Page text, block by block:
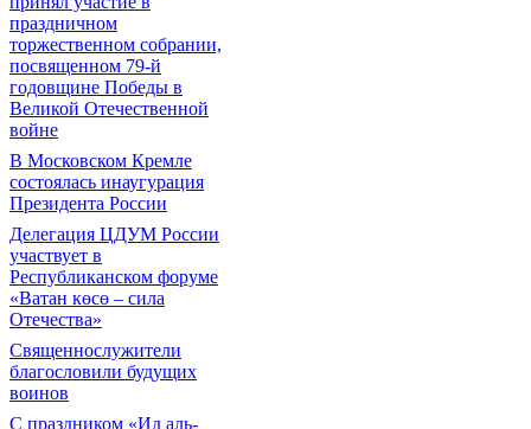
праздничном
торжественном собрании,
посвященном 79-й
годовщине Победы в
Великой Отечественной
войне
В Московском Кремле
состоялась инаугурация
Президента России
Делегация ЦДУМ России
участвует в
Республиканском форуме
«Ватан көсө – сила
Отечества»
Священнослужители
благословили будущих
воинов
С праздником «Ид аль-